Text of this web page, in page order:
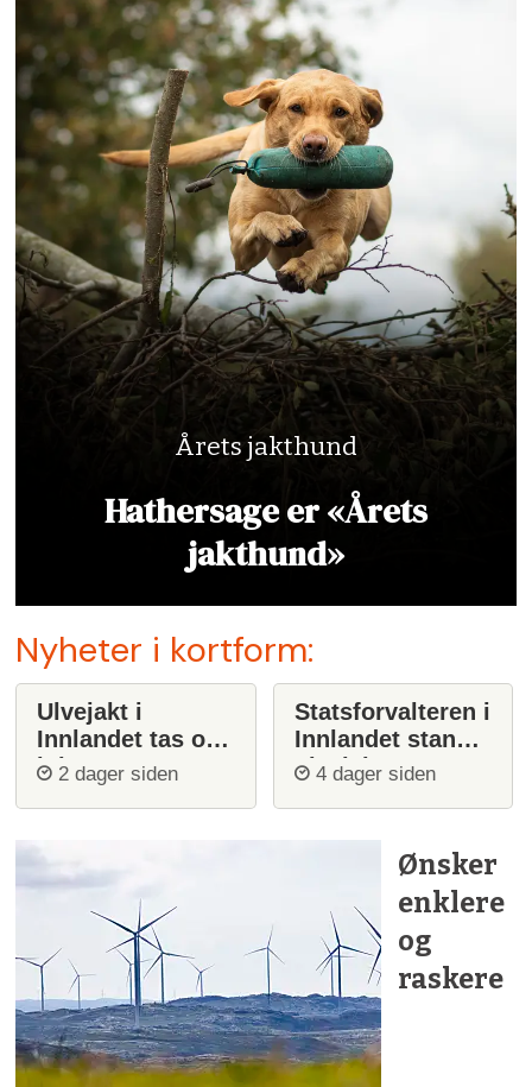
Årets jakthund
Hathersage er «Årets
jakthund»
Nyheter i kortform:
Ulvejakt i
Innlandet tas opp
igjen
2 dager siden
Statsforvalteren i
Innlandet stanser
ulvejakt
4 dager siden
Ønsker
enklere
og
raskere